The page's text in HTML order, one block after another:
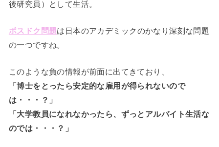
後研究員）として生活。
ポスドク問題は日本のアカデミックのかなり深刻な問題
の一つですね。
このような負の情報が前面に出てきており、
「博士をとったら安定的な雇用が得られないので
は・・・？」
「大学教員になれなかったら、ずっとアルバイト生活な
のでは・・・？」